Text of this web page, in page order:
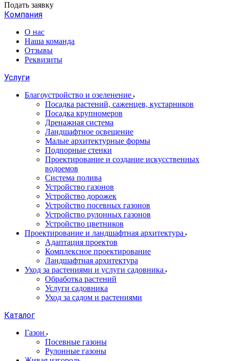
Подать заявку
Компания
О нас
Наша команда
Отзывы
Реквизиты
Услуги
Благоустройство и озеленение
Посадка растений, саженцев, кустарников
Посадка крупномеров
Дренажная система
Ландшафтное освещение
Малые архитектурные формы
Подпорные стенки
Проектирование и создание искусственных
водоемов
Система полива
Устройство газонов
Устройство дорожек
Устройство посевных газонов
Устройство рулонных газонов
Устройство цветников
Проектирование и ландшафтная архитектура
Адаптация проектов
Комплексное проектирование
Ландшафтная архитектура
Уход за растениями и услуги садовника
Обработка растений
Услуги садовника
Уход за садом и растениями
Каталог
Газон
Посевные газоны
Рулонные газоны